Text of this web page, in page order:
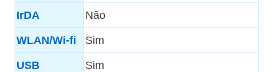
IrDA Não
WLAN/Wi-fi Sim
USB Sim